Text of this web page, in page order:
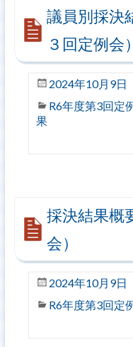
議員別採決
３回定例会）
2024年10月9日
R6年度第3回定
果
採決結果概
会）
2024年10月9日
R6年度第3回定